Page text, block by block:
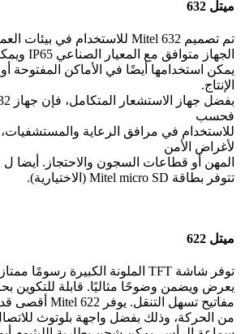
ميتل 632
تم تصميم Mitel 632 للاستخدام في بيئات العمل الصعبة.
الجهاز متوافق مع المعيار الصناعي IP65 ويمكنه
يمكن استخدامها أيضًا في الأماكن المفتوحة
الإنتاج.
فحسب
للاستخدام في مرافق الرعاية
لأغراض الأمن
المهن أو قطاعات السجون والاحتجاز. أيضا ل 632
تتوفر بطاقة Mitel micro SD (الاختيارية).
ميتل 622
توفر شاشة TFT الملونة الكبيرة رسومًا ممتازة
يعرض ويضمن وضوحًا مثاليًا. قابلة للتكوين
مفاتيح تسهل التنقل. يوفر Mitel 622 أقصى قدر من الحرية
من الحركة، وذلك بفضل واجهة بلوتوث